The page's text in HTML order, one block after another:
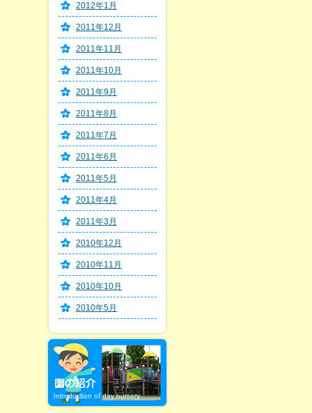
2012年1月
2011年12月
2011年11月
2011年10月
2011年9月
2011年8月
2011年7月
2011年6月
2011年5月
2011年4月
2011年3月
2010年12月
2010年11月
2010年10月
2010年5月